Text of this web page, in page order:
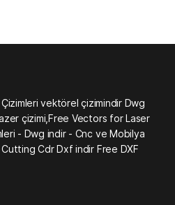
vektörel çizimindir Dwg
çizimi,Free Vectors for Laser
- Dwg indir - Cnc ve Mobilya
Cdr Dxf indir Free DXF